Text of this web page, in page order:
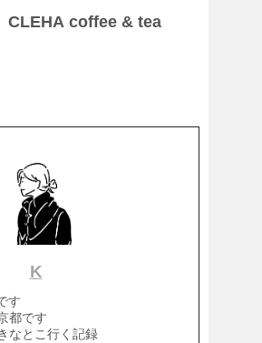
CLEHA coffee & tea
K
す
都です
なとこ行く記録